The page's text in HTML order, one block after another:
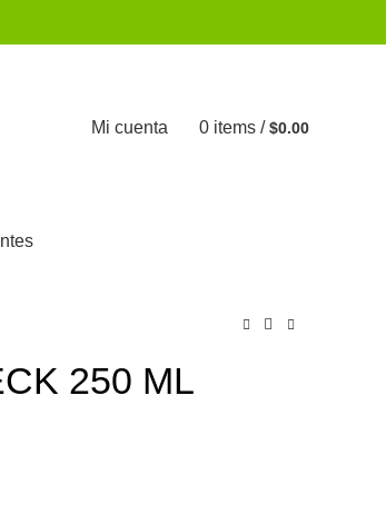
Mi cuenta 0 items / $0.00
250 ML